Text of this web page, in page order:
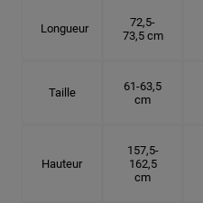
Longueur
72,5-
73,5 cm
Taille
61-63,5
cm
Hauteur
157,5-
162,5
cm